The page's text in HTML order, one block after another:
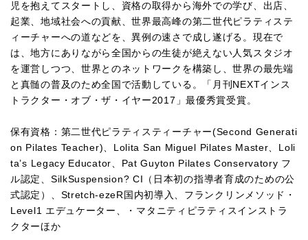
児を抱えてスタートし、資格の取得から海外での学び、出店、
起業、地域社会への貢献、世界最高峰の第二世代ピラティステ
ィーチャーへの道などを、異例の速さで成し遂げる。現在で
は、地方にありながら全国からの生徒が絶えない人気スタジオ
を運営しつつ、世界とのネットワークを構築し、世界の最先端
と真髄の普及のため全国で活動している。「月刊NEXTインス
トラクター・オブ・ザ・イヤー2017」最優秀賞受賞。
保有資格：第二世代ピラティスティーチャー(Second Generati
on Pilates Teacher)、Lolita San Miguel Pilates Master、Loli
ta’s Legacy Educator、Pat Guyton Pilates Conservatory フ
ル認定、SilkSuspension? CI（日本初の指導者育成のための公
式認定）、Stretch-ezeR国内初導入、フランクリンメソッド・
Level1 エデュケーター、・マタニティピラティスインストラ
クターほか